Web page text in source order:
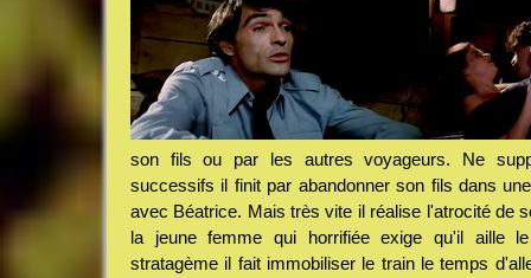
son fils ou par les autres voyageurs. Ne
successifs il finit par abandonner son fils dans
avec Béatrice. Mais très vite il réalise l'atrocité de
la jeune femme qui horrifiée exige qu'il aille
stratagème il fait immobiliser le train le temps